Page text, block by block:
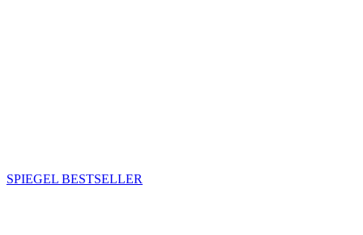
SPIEGEL BESTSELLER